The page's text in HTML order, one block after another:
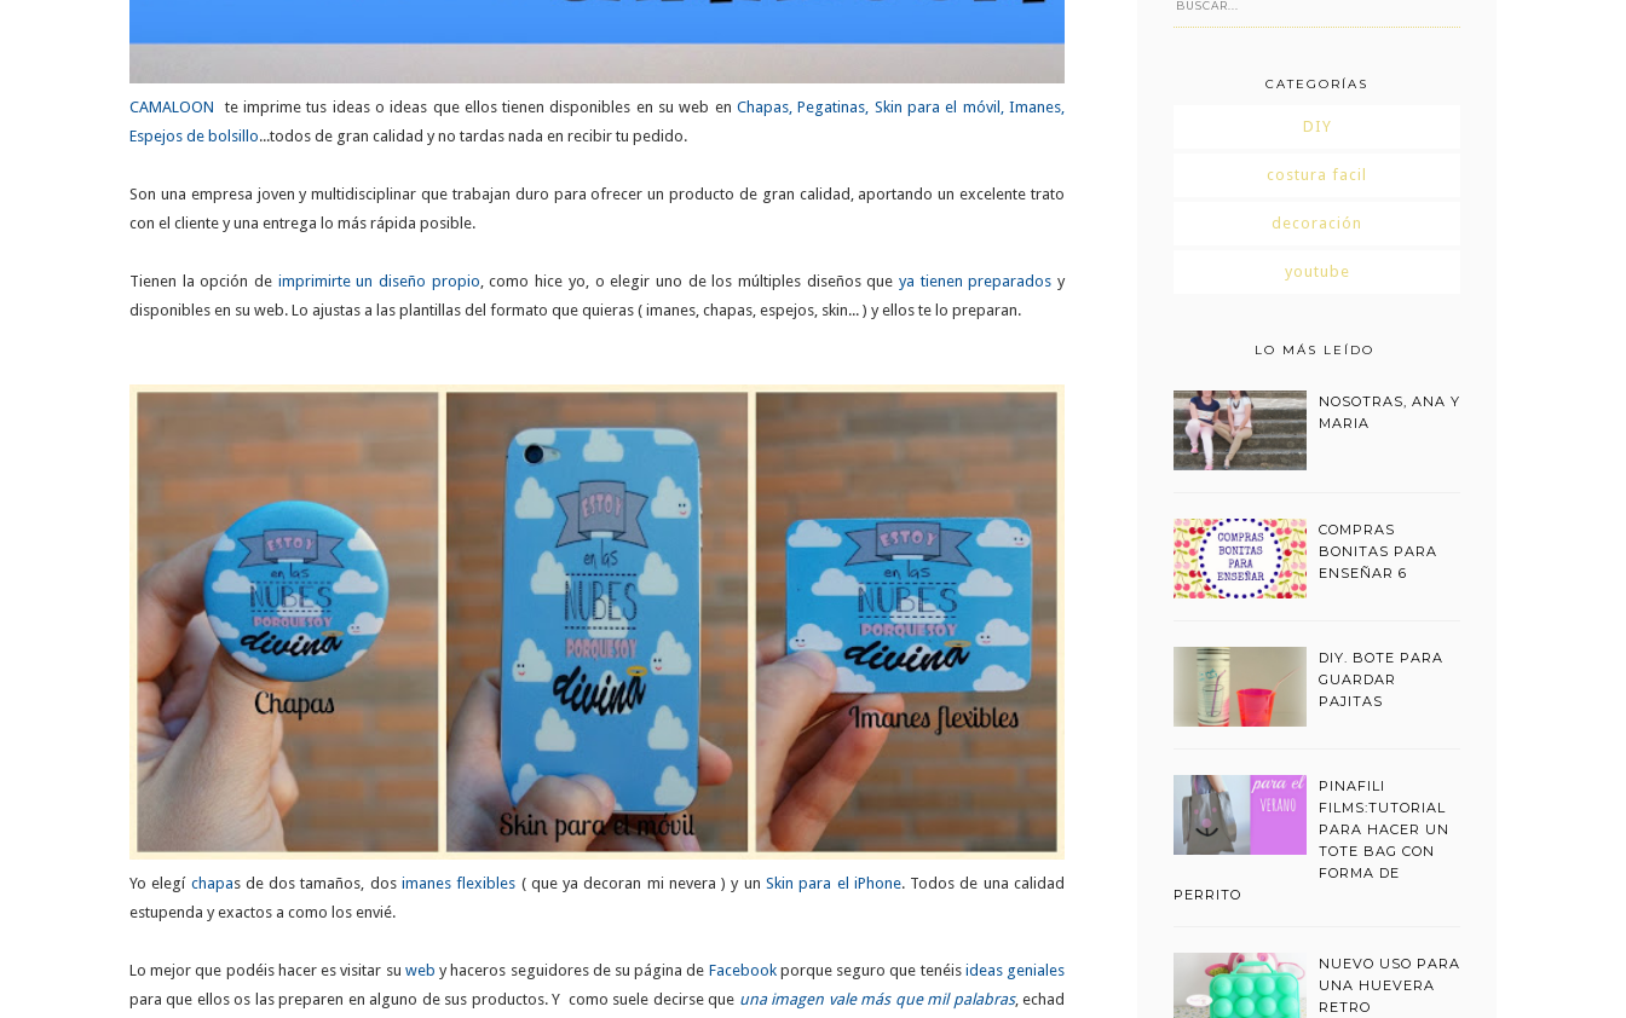
CAMALOON te imprime tus ideas o ideas que ellos tienen disponibles en su web enChapas, Pegatinas, Skin para el móvil, Imanes,
Espejos de bolsillo...todos de gran calidad y no tardas nada en recibir tu pedido.
Son una empresa joven y multidisciplinar que trabajan duro para ofrecer un producto de gran calidad, aportando un excelente trato
con el cliente y una entrega lo más rápida posible.
Tienen la opción de imprimirte un diseño propio , como hice yo, o elegir uno de los múltiples diseños que ya tienen preparados y
disponibles en su web. Lo ajustas a las plantillas del formato que quieras ( imanes, chapas, espejos, skin... ) y ellos te lo preparan.
Yo elegí chapas de dos tamaños, dosimanes flexibles ( que ya decoran mi nevera ) y unSkin para el iPhone. Todos de una calidad
estupenda y exactos a como los envié.
Lo mejor que podéis hacer es visitar su web y haceros seguidores de su página de Facebookporque seguro que tenéis ideas geniales
para que ellos os las preparen en alguno de sus productos. Y como suele decirse que una imagen vale más que mil palabras, echad
CATEGORÍAS
DIY
costura facil
decoración
youtube
LO MÁS LEÍDO
NOSOTRAS, ANA Y
MARIA
COMPRAS
BONITAS PARA
ENSEÑAR 6
DIY. BOTE PARA
GUARDAR
PAJITAS
PINAFILI
FILMS:TUTORIAL
PARA HACER UN
TOTE BAG CON
FORMA DE
PERRITO
NUEVO USO PARA
UNA HUEVERA
RETRO